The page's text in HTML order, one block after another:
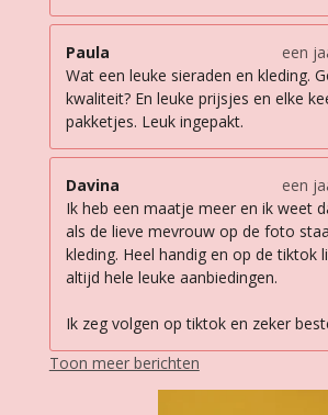
Paula
een
Wat een leuke sieraden en kleding.
kwaliteit? En leuke prijsjes en elke
pakketjes. Leuk ingepakt.
Davina
een
Ik heb een maatje meer en ik weet
als de lieve mevrouw op de foto
kleding. Heel handig en op de tiktok
altijd hele leuke aanbiedingen.
Ik zeg volgen op tiktok en zeker
Toon meer berichten